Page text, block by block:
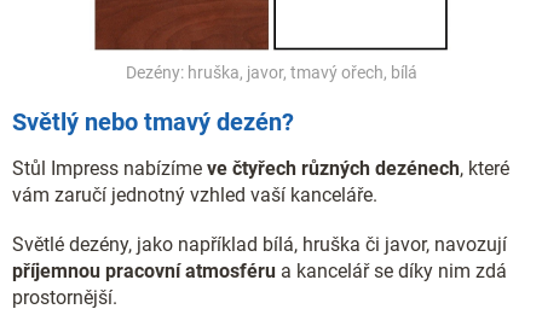
Dezény: hruška, javor, tmavý ořech, bílá
Světlý nebo tmavý dezén?
Stůl Impress nabízíme ve čtyřech různých dezénech, které
vám zaručí jednotný vzhled vaší kanceláře.
Světlé dezény, jako například bílá, hruška či javor, navozují
příjemnou pracovní atmosféru a kancelář se díky nim zdá
prostornější.